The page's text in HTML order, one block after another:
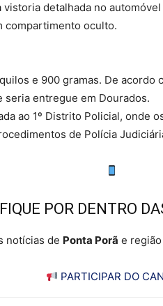
vistoria detalhada no
compartimento oculto.
e 900 gramas. De acordo
seria entregue em Dourados.
ao 1º Distrito Policial, onde
de Polícia
FIQUE POR DENTRO
notícias de Ponta Porã e
PARTICIPAR DO